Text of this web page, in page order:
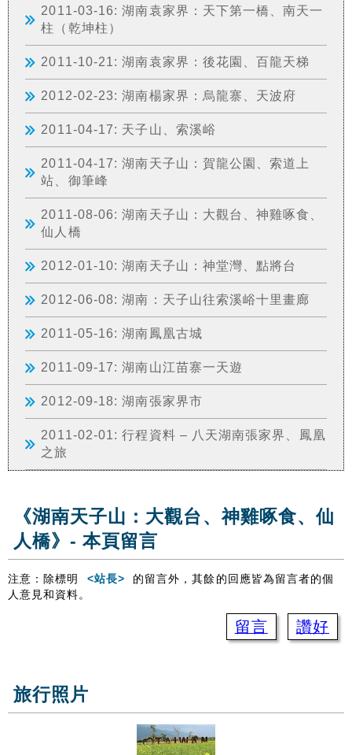
2011-03-16: 湖南袁家界：天下第一橋、南天一
柱（乾坤柱）
2011-10-21: 湖南袁家界：後花園、百龍天梯
2012-02-23: 湖南楊家界：烏龍寨、天波府
2011-04-17: 天子山、索溪峪
2011-04-17: 湖南天子山：賀龍公園、索道上
站、御筆峰
2011-08-06: 湖南天子山：大觀台、神雞啄食、
仙人橋
2012-01-10: 湖南天子山：神堂灣、點將台
2012-06-08: 湖南：天子山往索溪峪十里畫廊
2011-05-16: 湖南鳳凰古城
2011-09-17: 湖南山江苗寨一天遊
2012-09-18: 湖南張家界市
2011-02-01: 行程資料 – 八天湖南張家界、鳳凰
之旅
《湖南天子山：大觀台、神雞啄食、仙
人橋》- 本頁留言
注意：除標明 <站長>
的留言外，其餘的回應皆為留言者的個
人意見和資料。
留言 讚好
旅行照片